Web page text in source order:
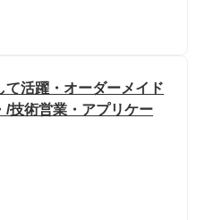
て活躍・オーダーメイド
/技術営業・アプリケー